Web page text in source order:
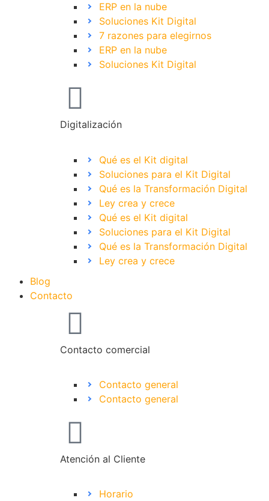
ERP en la nube
Soluciones Kit Digital
7 razones para elegirnos
ERP en la nube
Soluciones Kit Digital
Digitalización
Qué es el Kit digital
Soluciones para el Kit Digital
Qué es la Transformación Digital
Ley crea y crece
Qué es el Kit digital
Soluciones para el Kit Digital
Qué es la Transformación Digital
Ley crea y crece
Blog
Contacto
Contacto comercial
Contacto general
Contacto general
Atención al Cliente
Horario